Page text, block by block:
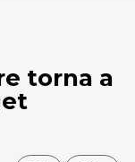
torna a